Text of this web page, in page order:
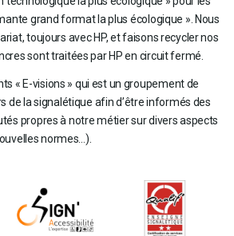
grand format la plus écologique ». Nous
toujours avec HP, et faisons recycler nos
sont traitées par HP en circuit fermé.
« E-visions » qui est un groupement de
de la signalétique afin d’être informés des
propres à notre métier sur divers aspects
normes…).